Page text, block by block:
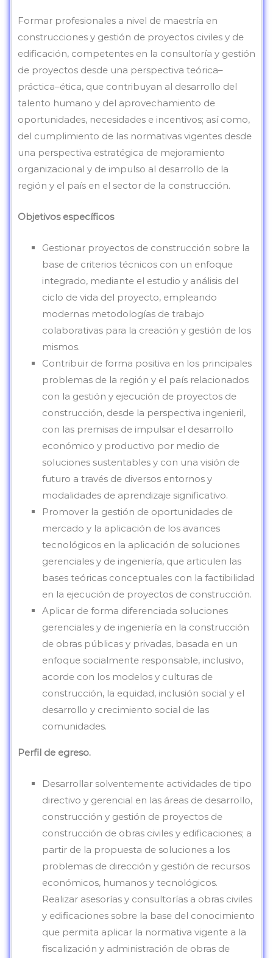
Formar profesionales a nivel de maestría en
construcciones y gestión de proyectos civiles y de
edificación, competentes en la consultoría y gestión
de proyectos desde una perspectiva teórica–
práctica–ética, que contribuyan al desarrollo del
talento humano y del aprovechamiento de
oportunidades, necesidades e incentivos; así como,
del cumplimiento de las normativas vigentes desde
una perspectiva estratégica de mejoramiento
organizacional y de impulso al desarrollo de la
región y el país en el sector de la construcción.
Objetivos específicos
Gestionar proyectos de construcción sobre la
base de criterios técnicos con un enfoque
integrado, mediante el estudio y análisis del
ciclo de vida del proyecto, empleando
modernas metodologías de trabajo
colaborativas para la creación y gestión de los
mismos.
Contribuir de forma positiva en los principales
problemas de la región y el país relacionados
con la gestión y ejecución de proyectos de
construcción, desde la perspectiva ingenieril,
con las premisas de impulsar el desarrollo
económico y productivo por medio de
soluciones sustentables y con una visión de
futuro a través de diversos entornos y
modalidades de aprendizaje significativo.
Promover la gestión de oportunidades de
mercado y la aplicación de los avances
tecnológicos en la aplicación de soluciones
gerenciales y de ingeniería, que articulen las
bases teóricas conceptuales con la factibilidad
en la ejecución de proyectos de construcción.
Aplicar de forma diferenciada soluciones
gerenciales y de ingeniería en la construcción
de obras públicas y privadas, basada en un
enfoque socialmente responsable, inclusivo,
acorde con los modelos y culturas de
construcción, la equidad, inclusión social y el
desarrollo y crecimiento social de las
comunidades.
Perfil de egreso.
Desarrollar solventemente actividades de tipo
directivo y gerencial en las áreas de desarrollo,
construcción y gestión de proyectos de
construcción de obras civiles y edificaciones; a
partir de la propuesta de soluciones a los
problemas de dirección y gestión de recursos
económicos, humanos y tecnológicos.
Realizar asesorías y consultorías a obras civiles
y edificaciones sobre la base del conocimiento
que permita aplicar la normativa vigente a la
fiscalización y administración de obras de